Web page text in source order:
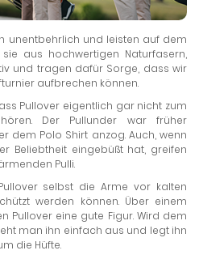
unentbehrlich und leisten auf dem
aus hochwertigen Naturfasern,
und tragen dafür Sorge, dass wir
aufbrechen können.
Pullover eigentlich gar nicht zum
Der Pullunder war früher
dem Polo Shirt anzog. Auch, wenn
Beliebtheit eingebüßt hat, greifen
Pulli.
selbst die Arme vor kalten
werden können. Über einem
Pullover eine gute Figur. Wird dem
man ihn einfach aus und legt ihn
die Hüfte.